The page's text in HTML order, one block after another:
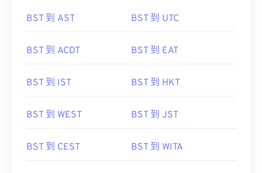
BST 到 AST BST 到 UTC
BST 到 ACDT BST 到 EAT
BST 到 IST BST 到 HKT
BST 到 WEST BST 到 JST
BST 到 CEST BST 到 WITA